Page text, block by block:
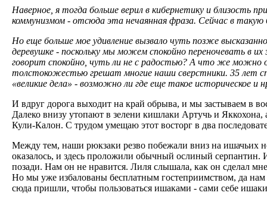
Наверное, я тогда больше верил в кибернетику и близость
коммунизмом - отсюда эта нечаянная фраза. Сейчас в
Но еще больше мое удивление вызвало чуть позже
деревушке - поскольку мы можем спокойно переночевать в
говорит спокойно, чуть ли не с радостью? А что же
толстокожестью грешат многие наши сверстники. 35 лет
«великие дела» - возможно ли где еще такое историческое
И вдруг дорога выходит на край обрыва, и мы застываем в
Далеко внизу утопают в зелени кишлаки Артучь и Яккохона,
Кули-Калон. С трудом умещаю этот восторг в два
Между тем, наши рюкзаки резво побежали вниз на ишачьих
оказалось, и здесь проложили обычный ослиный серпантин.
позади. Нам он не нравится. Лиля слышала, как он сделал
Но мы уже избалованы бесплатным гостеприимством, да
сюда пришли, чтобы пользоваться ишаками - сами себе